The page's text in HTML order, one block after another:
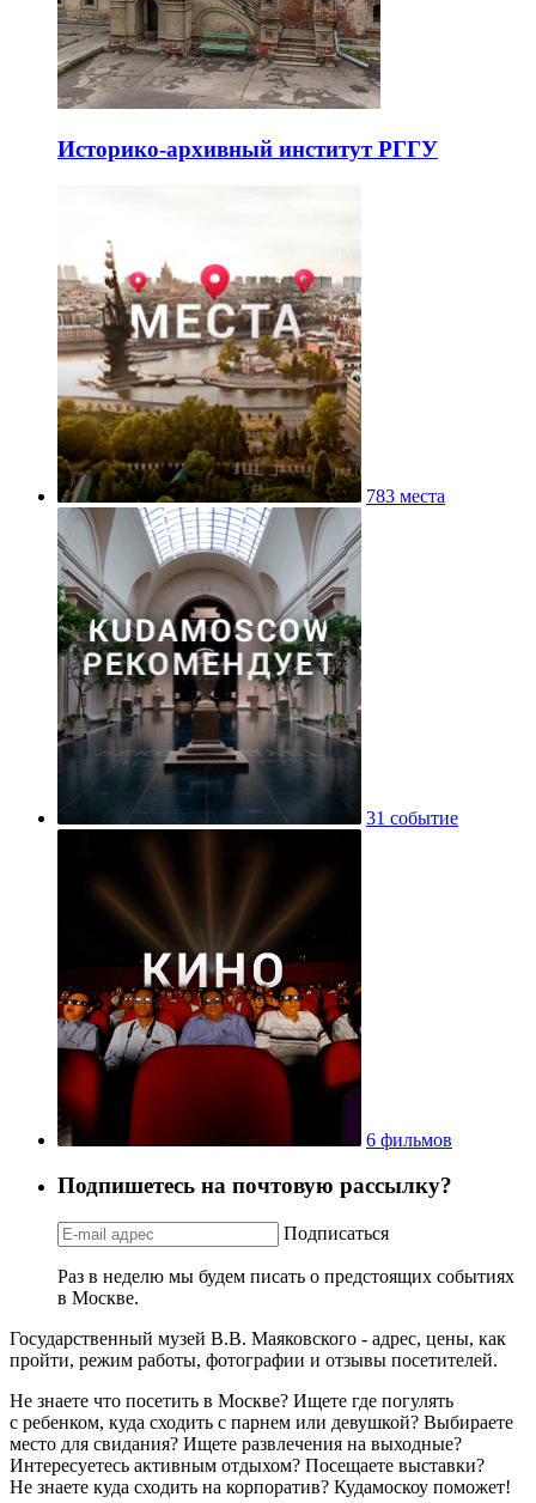
Историко-архивный институт РГГУ
783 места
31 событие
6 фильмов
Подпишетесь на почтовую рассылку?
Подписаться
Раз в неделю мы будем писать о предстоящих событиях
в Москве.
Государственный музей В.В. Маяковского - адрес, цены, как
пройти, режим работы, фотографии и отзывы посетителей.
Не знаете что посетить в Москве? Ищете где погулять
с ребенком, куда сходить с парнем или девушкой? Выбираете
место для свидания? Ищете развлечения на выходные?
Интересуетесь активным отдыхом? Посещаете выставки?
Не знаете куда сходить на корпоратив? Кудамоскоу поможет!